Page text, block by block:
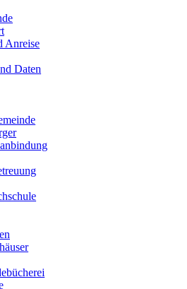
Anreise
Daten